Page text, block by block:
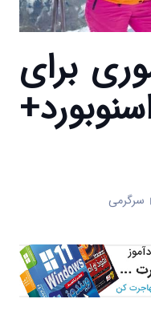
برای
سرگرمی